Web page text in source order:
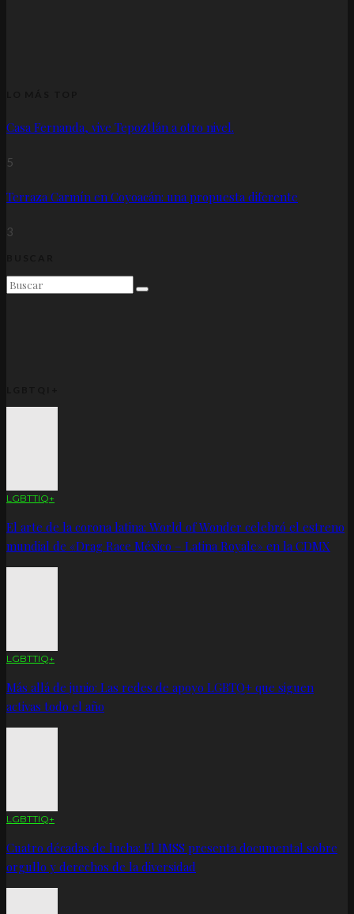
Casa Fernanda, vive Tepoztlán a otro nivel.
5
Terraza Carmín en Coyoacán: una propuesta diferente
3
LGBTTIQ+
El arte de la corona latina: World of Wonder celebró el estreno
mundial de «Drag Race México – Latina Royale» en la CDMX
LGBTTIQ+
Más allá de junio: Las redes de apoyo LGBTQ+ que siguen
activas todo el año
LGBTTIQ+
Cuatro décadas de lucha: El IMSS presenta documental sobre
orgullo y derechos de la diversidad